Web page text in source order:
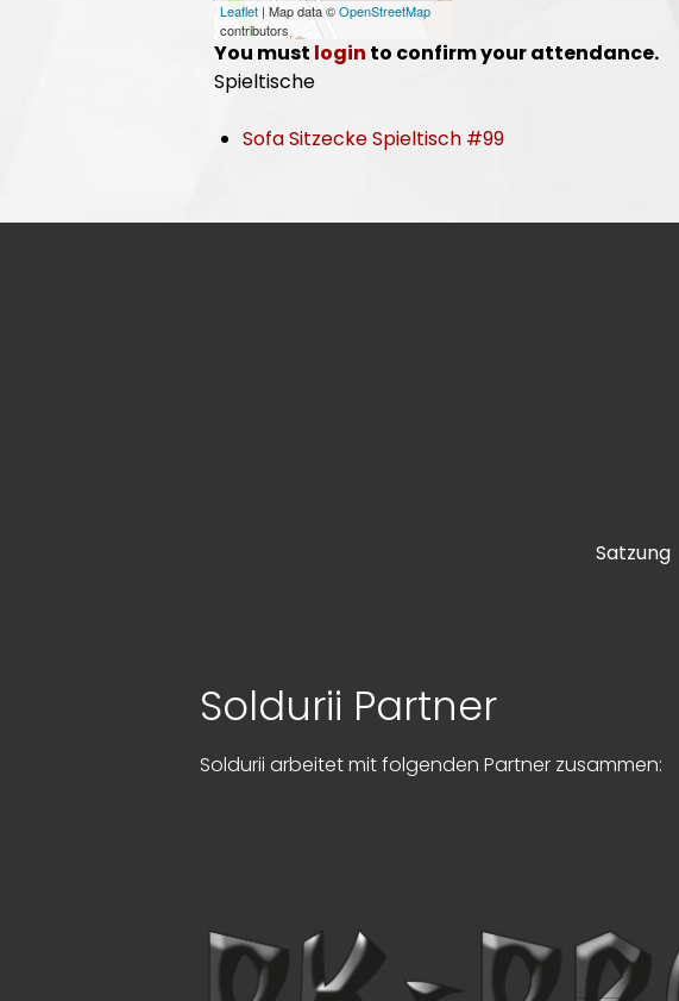
Leaflet | Map data ©OpenStreetMap
contributors
You must login to confirm your attendance.
Spieltische
Sofa Sitzecke Spieltisch #99
Satzung
Soldurii Partner
Soldurii arbeitet mit folgenden Partner zusammen: